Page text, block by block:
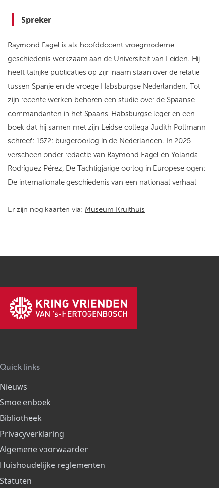
Spreker
Raymond Fagel is als hoofddocent vroegmoderne
geschiedenis werkzaam aan de Universiteit van Leiden. Hij
heeft talrijke publicaties op zijn naam staan over de relatie
tussen Spanje en de vroege Habsburgse Nederlanden. Tot
zijn recente werken behoren een studie over de Spaanse
commandanten in het Spaans-Habsburgse leger en een
boek dat hij samen met zijn Leidse collega Judith Pollmann
schreef: 1572: burgeroorlog in de Nederlanden. In 2025
verscheen onder redactie van Raymond Fagel én Yolanda
Rodríguez Pérez, De Tachtigjarige oorlog in Europese ogen:
De internationale geschiedenis van een nationaal verhaal.
Er zijn nog kaarten via: Museum Kruithuis
Quick links
Nieuws
Smoelenboek
Bibliotheek
Privacyverklaring
Algemene voorwaarden
Huishoudelijke reglementen
Statuten